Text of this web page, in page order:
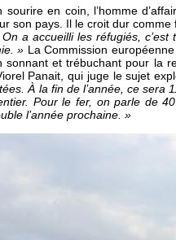
en coin, l’homme
son pays. Il le croit dur
a accueilli les réfugiés,
» La Commission
sonnant et trébuchant pour la
Panait, qui juge le sujet
À la fin de l’année, ce sera
Pour le fer, on parle de
l’année prochaine. »